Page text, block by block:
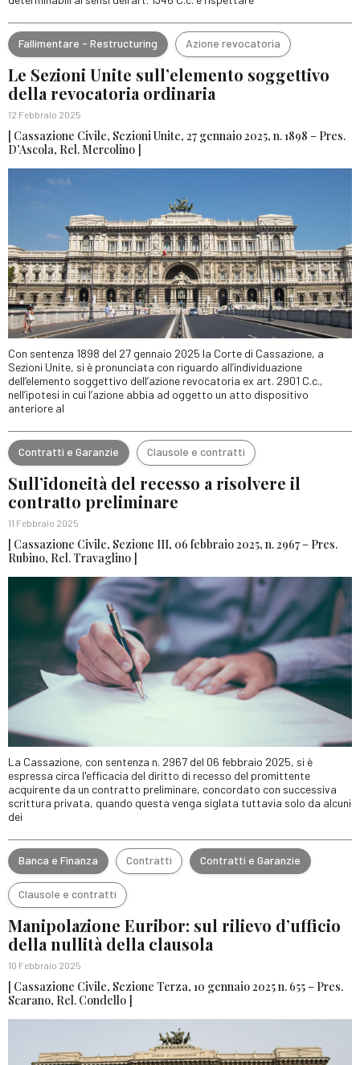
Fallimentare - Restructuring Azione revocatoria
Le Sezioni Unite sull’elemento soggettivo
della revocatoria ordinaria
12 Febbraio 2025
[ Cassazione Civile, Sezioni Unite, 27 gennaio 2025, n. 1898 – Pres.
D’Ascola, Rel. Mercolino ]
Con sentenza 1898 del 27 gennaio 2025 la Corte di Cassazione, a
Sezioni Unite, si è pronunciata con riguardo all’individuazione
dell’elemento soggettivo dell’azione revocatoria ex art. 2901 C.c.,
nell’ipotesi in cui l’azione abbia ad oggetto un atto dispositivo
anteriore al
Contratti e Garanzie Clausole e contratti
Sull’idoneità del recesso a risolvere il
contratto preliminare
11 Febbraio 2025
[ Cassazione Civile, Sezione III, 06 febbraio 2025, n. 2967 – Pres.
Rubino, Rel. Travaglino ]
La Cassazione, con sentenza n. 2967 del 06 febbraio 2025, si è
espressa circa l'efficacia del diritto di recesso del promittente
acquirente da un contratto preliminare, concordato con successiva
scrittura privata, quando questa venga siglata tuttavia solo da alcuni
dei
Banca e Finanza Contratti Contratti e Garanzie
Clausole e contratti
Manipolazione Euribor: sul rilievo d’ufficio
della nullità della clausola
10 Febbraio 2025
[ Cassazione Civile, Sezione Terza, 10 gennaio 2025 n. 655 – Pres.
Scarano, Rel. Condello ]